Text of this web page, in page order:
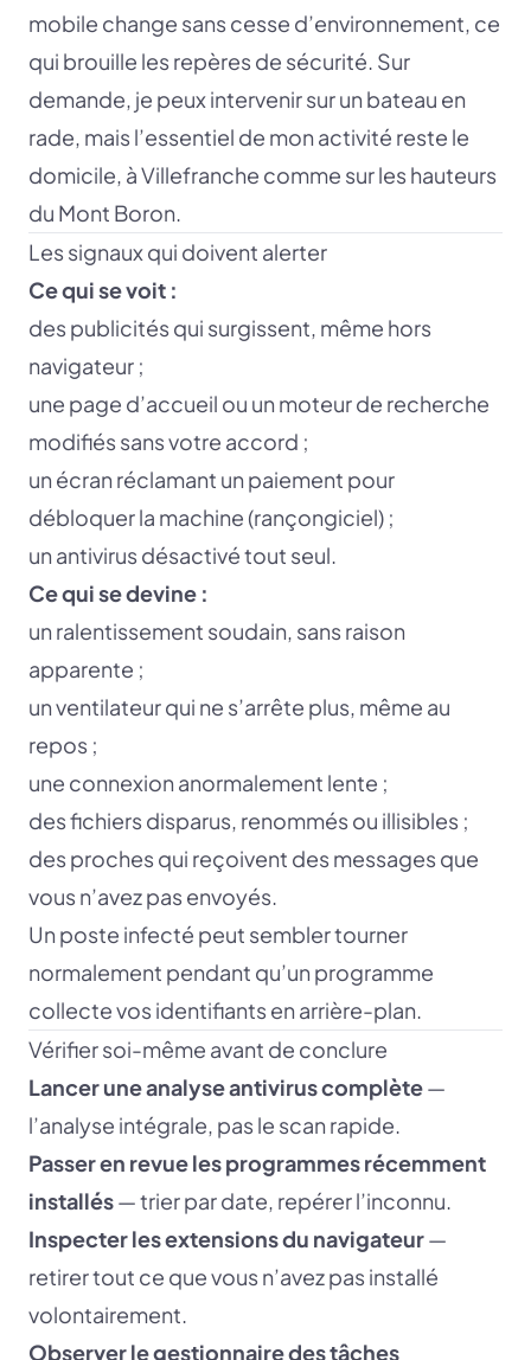
mobile change sans cesse d’environnement, ce
qui brouille les repères de sécurité. Sur
demande, je peux intervenir sur un bateau en
rade, mais l’essentiel de mon activité reste le
domicile, à Villefranche comme sur les hauteurs
du Mont Boron.
Les signaux qui doivent alerter
Ce qui se voit :
des publicités qui surgissent, même hors
navigateur ;
une page d’accueil ou un moteur de recherche
modifiés sans votre accord ;
un écran réclamant un paiement pour
débloquer la machine (rançongiciel) ;
un antivirus désactivé tout seul.
Ce qui se devine :
un ralentissement soudain, sans raison
apparente ;
un ventilateur qui ne s’arrête plus, même au
repos ;
une connexion anormalement lente ;
des fichiers disparus, renommés ou illisibles ;
des proches qui reçoivent des messages que
vous n’avez pas envoyés.
Un poste infecté peut sembler tourner
normalement pendant qu’un programme
collecte vos identifiants en arrière-plan.
Vérifier soi-même avant de conclure
Lancer une analyse antivirus complète—
l’analyse intégrale, pas le scan rapide.
Passer en revue les programmes récemment
installés— trier par date, repérer l’inconnu.
Inspecter les extensions du navigateur—
retirer tout ce que vous n’avez pas installé
volontairement.
Observer le gestionnaire des tâches